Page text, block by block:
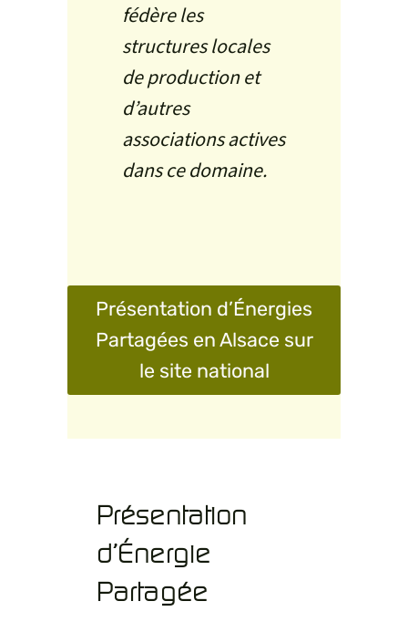
fédère les
structures locales
de production et
d’autres
associations actives
dans ce domaine.
Présentation d’Énergies
Partagées en Alsace sur
le site national
Présentation
d’Énergie
Partagée